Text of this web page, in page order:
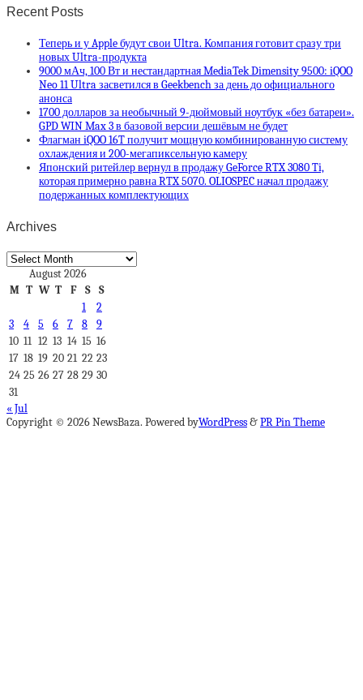
Recent Posts
Теперь и у Apple будут свои Ultra. Компания готовит сразу три
новых Ultra-продукта
9000 мАч, 100 Вт и нестандартная MediaTek Dimensity 9500: iQOO
Neo 11 Ultra засветился в Geekbench за день до официального
анонса
1700 долларов за необычный 9-дюймовый ноутбук «без батареи».
GPD WIN Max 3 в базовой версии дешёвым не будет
Флагман iQOO 16T получит мощную комбинированную систему
охлаждения и 200-мегапиксельную камеру
Японский ритейлер вернул в продажу GeForce RTX 3080 Ti,
которая примерно равна RTX 5070. OLIOSPEC начал продажу
подержанных комплектующих
Archives
Archives
August 2026
M T W T F S
S
1
2
3
4 5 6 7 8
9
10 11 12 13 14 15 16
17 18 19 20 21 22 23
24 25 26 27 28 29 30
31
« Jul
Copyright © 2026 NewsBaza. Powered byWordPress&PR Pin Theme